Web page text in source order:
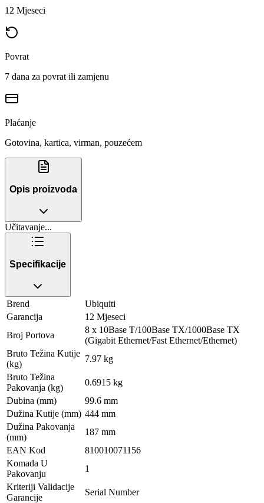
12 Mjeseci
Povrat
7 dana za povrat ili zamjenu
Plaćanje
Gotovina, kartica, virman, pouzećem
Opis proizvoda
Učitavanje...
Specifikacije
Brend
Ubiquiti
Garancija
12 Mjeseci
Broj Portova
8 x 10Base T/100Base TX/1000Base TX
(Gigabit Ethernet/Fast Ethernet/Ethernet)
Bruto Težina Kutije
(kg)
7.97 kg
Bruto Težina
Pakovanja (kg)
0.6915 kg
Dubina (mm)
99.6 mm
Dužina Kutije (mm) 444 mm
Dužina Pakovanja
(mm)
187 mm
EAN Kod
810010071156
Komada U
Pakovanju
1
Kriteriji Validacije
Garancije
Serial Number